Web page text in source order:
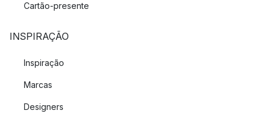
Cartão-presente
INSPIRAÇÃO
Inspiração
Marcas
Designers